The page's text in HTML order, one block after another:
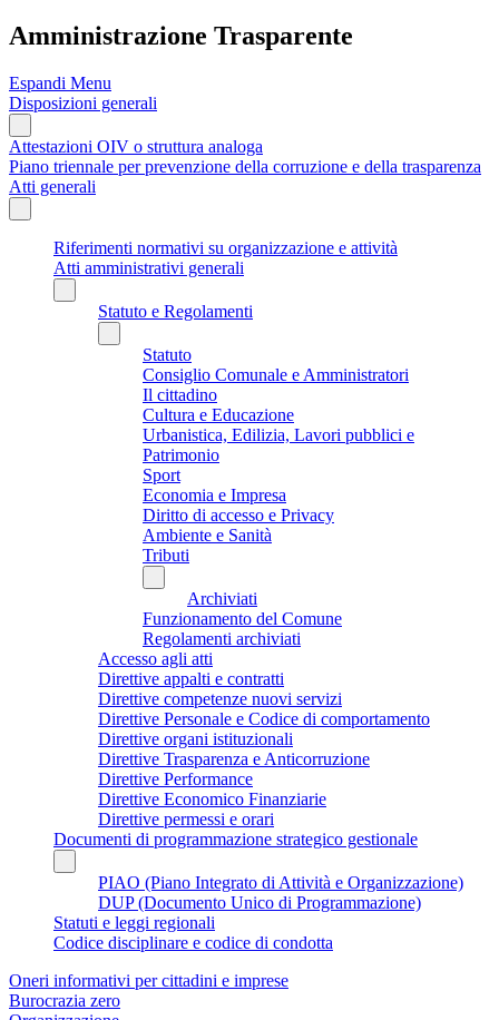
Amministrazione Trasparente
Espandi Menu
Disposizioni generali
Attestazioni OIV o struttura analoga
Piano triennale per prevenzione della corruzione e della trasparenza
Atti generali
Riferimenti normativi su organizzazione e attività
Atti amministrativi generali
Statuto e Regolamenti
Statuto
Consiglio Comunale e Amministratori
Il cittadino
Cultura e Educazione
Urbanistica, Edilizia, Lavori pubblici e
Patrimonio
Sport
Economia e Impresa
Diritto di accesso e Privacy
Ambiente e Sanità
Tributi
Archiviati
Funzionamento del Comune
Regolamenti archiviati
Accesso agli atti
Direttive appalti e contratti
Direttive competenze nuovi servizi
Direttive Personale e Codice di comportamento
Direttive organi istituzionali
Direttive Trasparenza e Anticorruzione
Direttive Performance
Direttive Economico Finanziarie
Direttive permessi e orari
Documenti di programmazione strategico gestionale
PIAO (Piano Integrato di Attività e Organizzazione)
DUP (Documento Unico di Programmazione)
Statuti e leggi regionali
Codice disciplinare e codice di condotta
Oneri informativi per cittadini e imprese
Burocrazia zero